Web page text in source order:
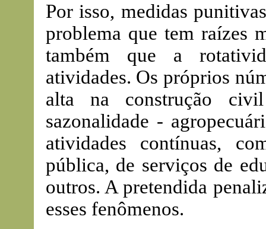
Por isso, medidas
problema que tem raízes
também que a
atividades. Os próprios
alta na construção
sazonalidade -
atividades contínuas,
pública, de serviços de
outros. A pretendida
esses fenômenos.